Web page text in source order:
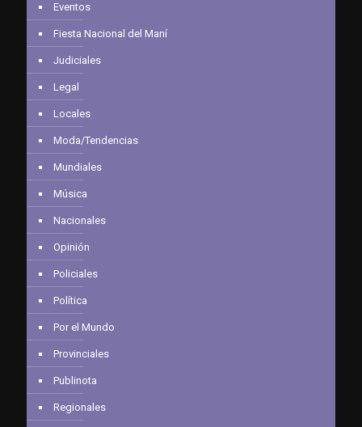
Eventos
Fiesta Nacional del Maní
Judiciales
Legal
Locales
Moda/Tendencias
Mundiales
Música
Nacionales
Opinión
Policiales
Política
Por el Mundo
Provinciales
Publinota
Regionales